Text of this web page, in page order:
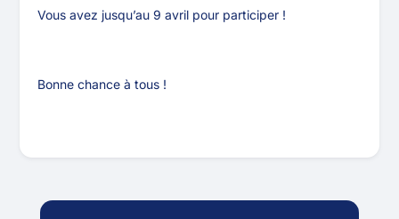
Vous avez jusqu’au 9 avril pour participer !
Bonne chance à tous !